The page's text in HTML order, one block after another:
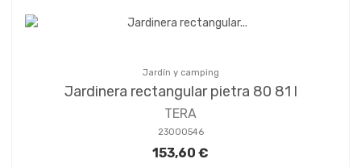
Jardín y camping
Jardinera rectangular pietra 80 81 l
TERA
23000546
153,60 €